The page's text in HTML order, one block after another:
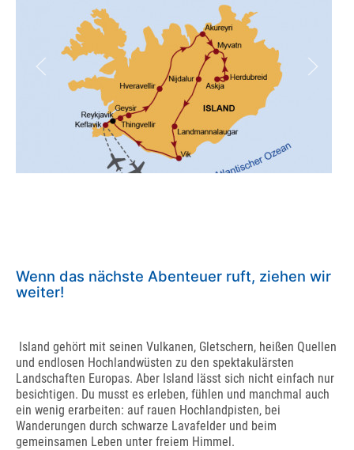
Wenn das nächste Abenteuer ruft, ziehen wir
weiter!
Island gehört mit seinen Vulkanen, Gletschern, heißen Quellen
und endlosen Hochlandwüsten zu den spektakulärsten
Landschaften Europas. Aber Island lässt sich nicht einfach nur
besichtigen. Du musst es erleben, fühlen und manchmal auch
ein wenig erarbeiten: auf rauen Hochlandpisten, bei
Wanderungen durch schwarze Lavafelder und beim
gemeinsamen Leben unter freiem Himmel.